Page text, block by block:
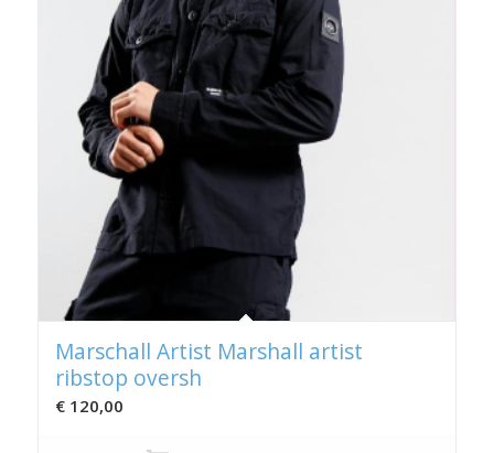
Marschall Artist Marshall artist
ribstop oversh
€120,00